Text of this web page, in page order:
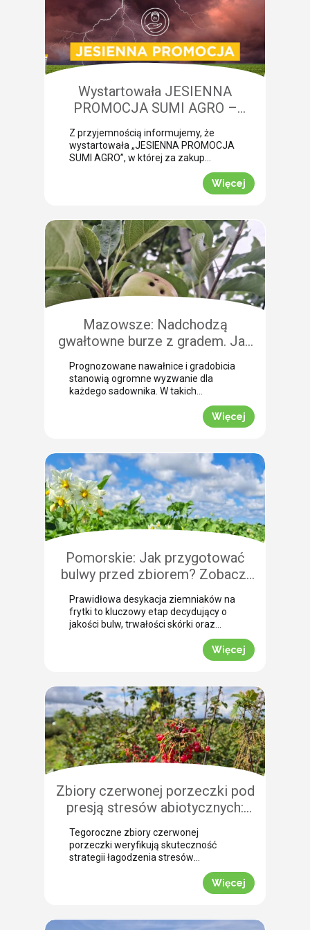
niedobory składników pokarmowych,
co opóźnia wykonanie właściwego
zabiegu. Nasza ekspertka Monika
Krzywak przeprowadziła lustrację w
powiecie gryfickim […]
Wystartowała JESIENNA
PROMOCJA SUMI AGRO –
zyskaj natychmiastowe rabaty!
Z przyjemnością informujemy, że
wystartowała „JESIENNA PROMOCJA
SUMI AGRO”, w której za zakup
uzyskać atrakcyjny rabat! Promocja
trwa od 1 lipca do 30 września 2026
prosty sposób obniżyć koszty
jesiennych zakupów. Wybierz swój
pakiet i odbierz rabat Mechanizm
promocji jest niezwykle prosty.
Wystarczy kupić jeden z […]
Więcej
Mazowsze: Nadchodzą
gwałtowne burze z gradem. Jak
skutecznie przeprowadzić
zabezpieczenie owoców po
gradobiciu?
Prognozowane nawałnice i gradobicia
stanowią ogromne wyzwanie dla
każdego sadownika. W takich
natychmiastowe zabezpieczenie
Uszkodzona skórka to otwarta droga
dla patogenów grzybowych, które
potrafią zniszczyć owoce tuż przed
zbiorem. Nasza ekspertka Justyna
Wasiak ostrzega przed nadchodzącym
frontem burzowym i wskazuje
skuteczne rozwiązanie interwencyjne.
Więcej
Pomorskie: Jak przygotować
bulwy przed zbiorem? Zobacz,
jak przebiega profesjonalna
desykacja ziemniaków na frytki!
Prawidłowa desykacja ziemniaków na
frytki to kluczowy etap decydujący o
jakości bulw, trwałości skórki oraz
łatwości zbioru maszynowego. Nasz
przeprowadził niedawno lustrację
(województwo pomorskie). Na tej
podstawie podpowiada, dlaczego o
zabiegu dosuszania warto pomyśleć z
dużym wyprzedzeniem. Zobacz, jak
zaplanować skuteczne wygaszanie
wegetacji z użyciem preparatu MIZUKI.
Dlaczego […]
Więcej
Zbiory czerwonej porzeczki pod
presją stresów abiotycznych:
ocena skuteczności
biostymulacji
Tegoroczne zbiory czerwonej
porzeczki weryfikują skuteczność
strategii łagodzenia stresów
temperatur oraz długotrwały deficyt
fizjologicznego, zmuszając krzewy do
Więcej